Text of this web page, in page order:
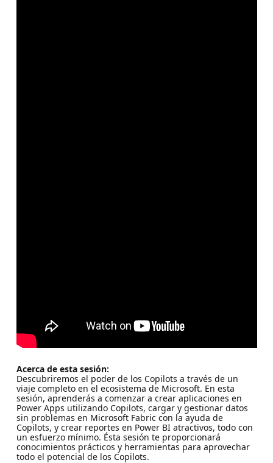
Acerca de esta sesión:
Descubriremos el poder de los Copilots a través de un
viaje completo en el ecosistema de Microsoft. En esta
sesión, aprenderás a comenzar a crear aplicaciones en
Power Apps utilizando Copilots, cargar y gestionar datos
sin problemas en Microsoft Fabric con la ayuda de
Copilots, y crear reportes en Power BI atractivos, todo con
un esfuerzo mínimo. Ésta sesión te proporcionará
conocimientos prácticos y herramientas para aprovechar
todo el potencial de los Copilots.